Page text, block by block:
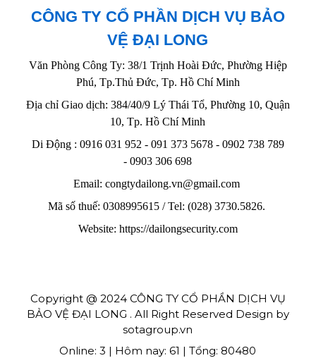
CÔNG TY CỔ PHẦN DỊCH VỤ BẢO
VỆ ĐẠI LONG
Văn Phòng Công Ty: 38/1 Trịnh Hoài Đức, Phường Hiệp
Phú, Tp.Thủ Đức, Tp. Hồ Chí Minh
Địa chỉ Giao dịch: 384/40/9 Lý Thái Tổ, Phường 10, Quận
10, Tp. Hồ Chí Minh
Di Động : 0916 031 952 - 091 373 5678 - 0902 738 789
-0903 306 698
Email: congtydailong.vn@gmail.com
Mã số thuế: 0308995615 / Tel: (028) 3730.5826.
Website: https://dailongsecurity.com
Copyright @ 2024 CÔNG TY CỔ PHẦN DỊCH VỤ
BẢO VỆ ĐẠI LONG . All Right Reserved Design by
sotagroup.vn
Online: 3 | Hôm nay: 61 | Tổng: 80480